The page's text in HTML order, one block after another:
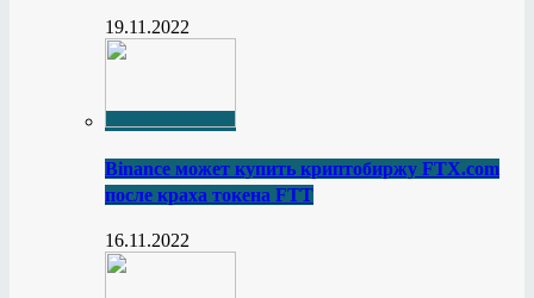
19.11.2022
Binance может купить криптобиржу FTX.com
после краха токена FTT
16.11.2022